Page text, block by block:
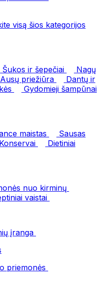
visą šios kategorijos
Šukos ir šepečiai
Nagų
Ausų priežiūra
Dantų ir
Gydomieji šampūnai
maistas
Sausas
Konservai
Dietiniai
nuo kirminų
vaistai
įranga
priemonės